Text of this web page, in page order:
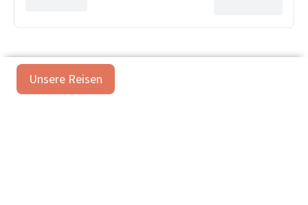
Unsere Reisen